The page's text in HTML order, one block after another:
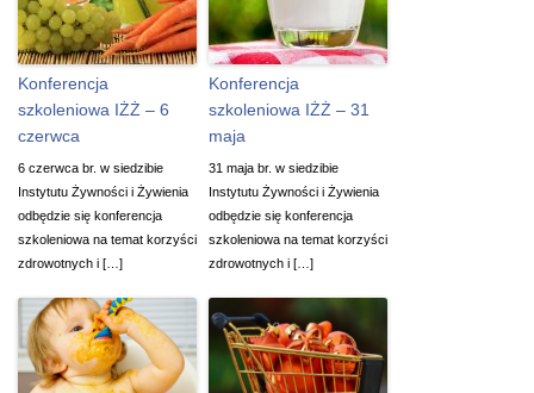
Konferencja
szkoleniowa IŻŻ – 6
czerwca
6 czerwca br. w siedzibie
Instytutu Żywności i Żywienia
odbędzie się konferencja
szkoleniowa na temat korzyści
zdrowotnych i […]
Konferencja
szkoleniowa IŻŻ – 31
maja
31 maja br. w siedzibie
Instytutu Żywności i Żywienia
odbędzie się konferencja
szkoleniowa na temat korzyści
zdrowotnych i […]